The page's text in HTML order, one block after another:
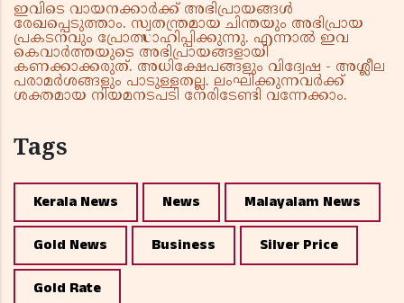
ഇവിടെ വായനക്കാർക്ക് അഭിപ്രായങ്ങൾ
രേഖപ്പെടുത്താം. സ്വതന്ത്രമായ ചിന്തയും അഭിപ്രായ
പ്രകടനവും പ്രോത്സാഹിപ്പിക്കുന്നു. എന്നാൽ ഇവ
കെവാർത്തയുടെ അഭിപ്രായങ്ങളായി
കണക്കാക്കരുത്. അധിക്ഷേപങ്ങളും വിദ്വേഷ - അശ്ലീല
പരാമർശങ്ങളും പാടുള്ളതല്ല. ലംഘിക്കുന്നവർക്ക്
ശക്തമായ നിയമനടപടി നേരിടേണ്ടി വന്നേക്കാം.
Tags
Kerala News News Malayalam News
Gold News Business Silver Price
Gold Rate